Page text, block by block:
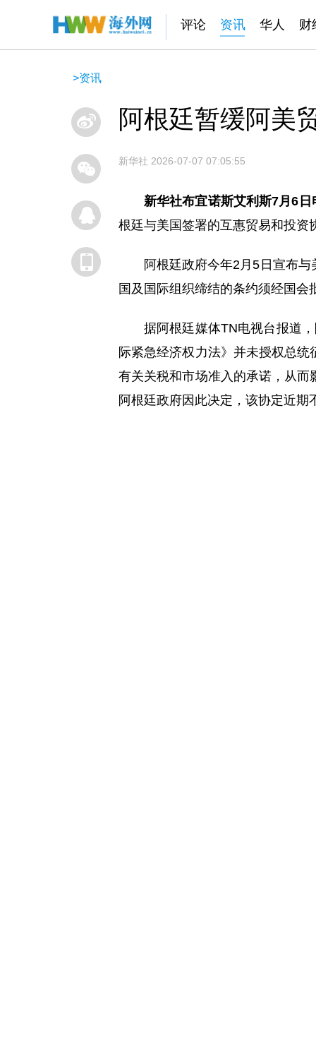
评论 资讯 华人 财
>资讯
阿根廷暂缓阿美
新华社 2026-07-07 07:05:55
新华社布宜诺斯艾利斯7月6日
根廷与美国签署的互惠贸易和投资
阿根廷政府今年2月5日宣布
国及国际组织缔结的条约须经国会
据阿根廷媒体TN电视台报道
际紧急经济权力法》并未授权总
有关关税和市场准入的承诺，从
阿根廷政府因此决定，该协定近期